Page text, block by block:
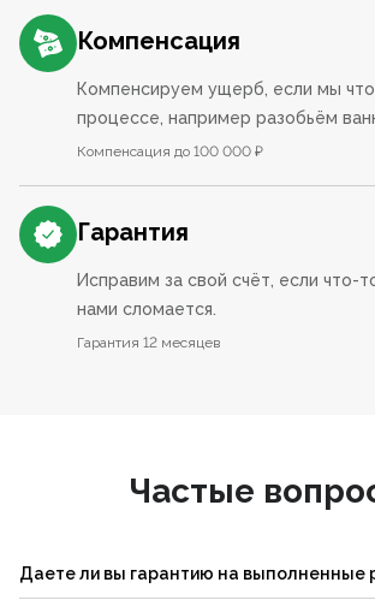
Компенсация
Компенсируем ущерб, если мы
процессе, например разобьём
Компенсация до 100 000 ₽
Гарантия
Исправим за свой счёт, если что-
нами сломается.
Гарантия 12 месяцев
Частые
Даете ли вы гарантию на выполненные